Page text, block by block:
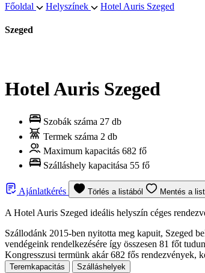
Főoldal Helyszínek Hotel Auris Szeged
Szeged
Hotel Auris Szeged
Szobák száma 27 db
Termek száma 2 db
Maximum kapacitás 682 fő
Szálláshely kapacitása 55 fő
Ajánlatkérés Törlés a listából Mentés a
A Hotel Auris Szeged ideális helyszín céges
Szállodánk 2015-ben nyitotta meg kapuit, Szeged
vendégeink rendelkezésére így összesen 81 főt
Kongresszusi termünk akár 682 fős rendezvények,
Teremkapacitás Szálláshelyek